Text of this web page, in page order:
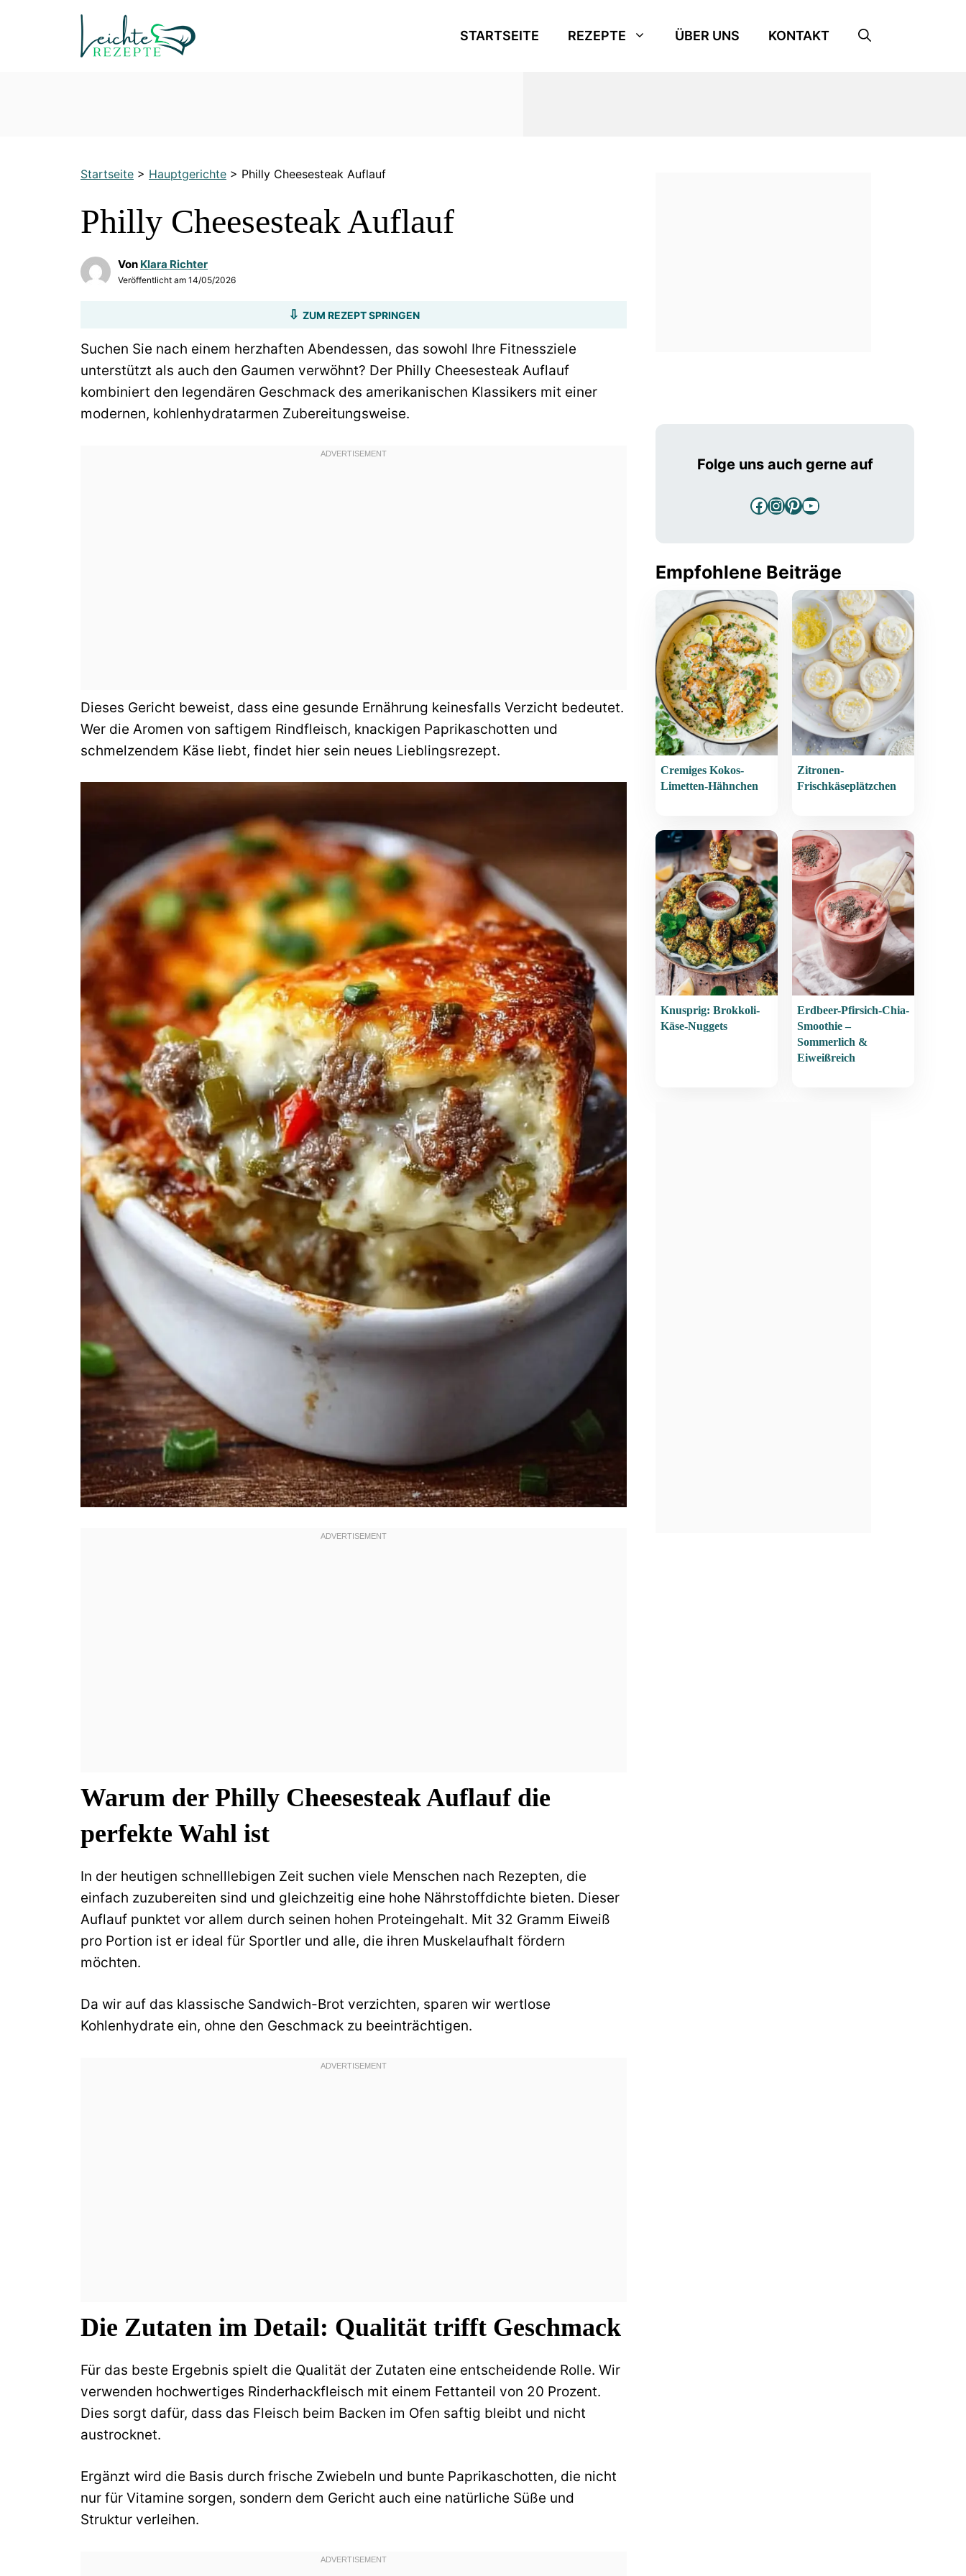
STARTSEITE REZEPTE ÜBER UNS KONTAKT
Startseite > Hauptgerichte > Philly Cheesesteak Auflauf
Philly Cheesesteak Auflauf
Von Klara Richter
Veröffentlicht am 14/05/2026
ZUM REZEPT SPRINGEN
Suchen Sie nach einem herzhaften Abendessen, das sowohl Ihre Fitnessziele
unterstützt als auch den Gaumen verwöhnt? Der Philly Cheesesteak Auflauf
kombiniert den legendären Geschmack des amerikanischen Klassikers mit einer
modernen, kohlenhydratarmen Zubereitungsweise.
Dieses Gericht beweist, dass eine gesunde Ernährung keinesfalls Verzicht bedeutet.
Wer die Aromen von saftigem Rindfleisch, knackigen Paprikaschotten und
schmelzendem Käse liebt, findet hier sein neues Lieblingsrezept.
Warum der Philly Cheesesteak Auflauf die
perfekte Wahl ist
In der heutigen schnelllebigen Zeit suchen viele Menschen nach Rezepten, die
einfach zuzubereiten sind und gleichzeitig eine hohe Nährstoffdichte bieten. Dieser
Auflauf punktet vor allem durch seinen hohen Proteingehalt. Mit 32 Gramm Eiweiß
pro Portion ist er ideal für Sportler und alle, die ihren Muskelaufhalt fördern
möchten.
Da wir auf das klassische Sandwich-Brot verzichten, sparen wir wertlose
Kohlenhydrate ein, ohne den Geschmack zu beeinträchtigen.
Die Zutaten im Detail: Qualität trifft Geschmack
Für das beste Ergebnis spielt die Qualität der Zutaten eine entscheidende Rolle. Wir
verwenden hochwertiges Rinderhackfleisch mit einem Fettanteil von 20 Prozent.
Dies sorgt dafür, dass das Fleisch beim Backen im Ofen saftig bleibt und nicht
austrocknet.
Ergänzt wird die Basis durch frische Zwiebeln und bunte Paprikaschotten, die nicht
nur für Vitamine sorgen, sondern dem Gericht auch eine natürliche Süße und
Struktur verleihen.
Folge uns auch gerne auf
Facebook
Instagram
Pinterest
YouTube
Empfohlene Beiträge
Cremiges Kokos-
Limetten-Hähnchen
Zitronen-
Frischkäseplätzchen
Knusprig: Brokkoli-
Käse-Nuggets
Erdbeer-Pfirsich-Chia-
Smoothie –
Sommerlich &
Eiweißreich